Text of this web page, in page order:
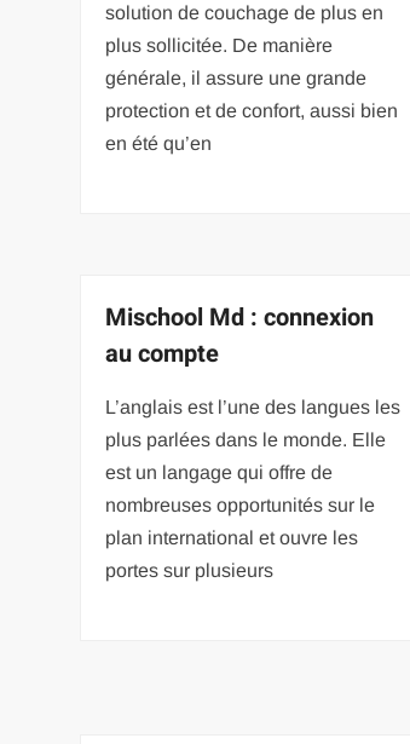
solution de couchage de plus en
plus sollicitée. De manière
générale, il assure une grande
protection et de confort, aussi bien
en été qu’en
Mischool Md : connexion
au compte
L’anglais est l’une des langues les
plus parlées dans le monde. Elle
est un langage qui offre de
nombreuses opportunités sur le
plan international et ouvre les
portes sur plusieurs